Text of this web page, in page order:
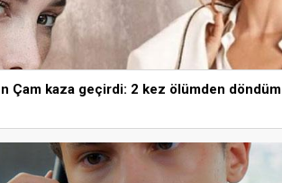
Çam kaza geçirdi: 2 kez ölümden döndüm